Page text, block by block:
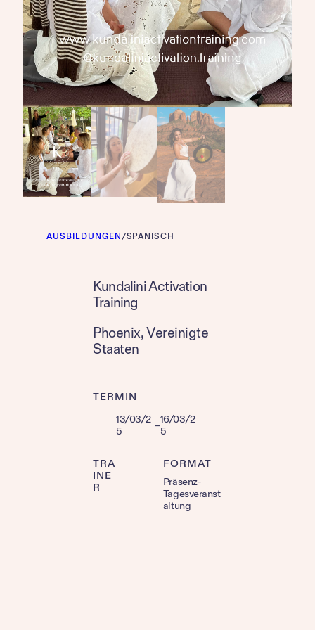
AUSBILDUNGEN/SPANISCH
Kundalini Activation
Training
Phoenix, Vereinigte
Staaten
TERMIN
13/03/2
5
–16/03/2
5
TRA
INE
R
FORMAT
Präsenz-
Tagesveranst
altung